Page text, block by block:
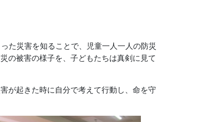
た災害を知ることで、児童一人一人の防災
の被害の様子を、子どもたちは真剣に見て
が起きた時に自分で考えて行動し、命を守